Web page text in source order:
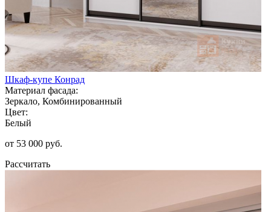
Шкаф-купе Конрад
Материал фасада:
Зеркало, Комбинированный
Цвет:
Белый
от 53 000 руб.
Рассчитать